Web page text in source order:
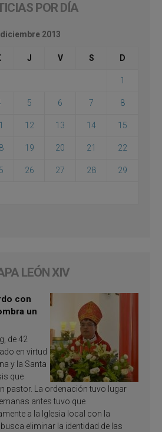
POR DÍA
diciembre 2013
J V S D
1
5 6 7 8
12 13 14 15
19 20 21 22
26 27 28 29
LEÓN XIV
con
un
de 42
en virtud
y la Santa
que
pastor. La ordenación tuvo lugar
antes tuvo que
a la Iglesia local con la
eliminar la identidad de las